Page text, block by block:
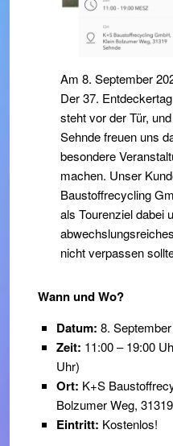
Am 8. September
Der 37.
steht vor der Tür,
Sehnde freuen uns
besondere
machen. Unser
Baustoffrecycling
als Tourenziel dabei
nicht verpassen
Wann und Wo?
Datum: 8.
Zeit: 11:00 – 19:00
Uhr)
Ort: K+S
Bolzumer Weg,
Eintritt: Kostenlos!